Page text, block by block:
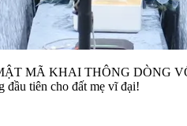
MÃ KHAI THÔNG DÒNG
đầu tiên cho đất mẹ vĩ đại!